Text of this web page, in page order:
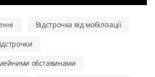
Відстрочка від мобілізації
обставинами